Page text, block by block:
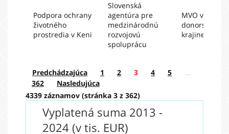
Podpora ochrany
životného
prostredia v Keni
Slovenská
agentúra pre
medzinárodnú
rozvojovú
spoluprácu
MVO v
donorskej
krajine
Predchádzajúca 1 2 3 4 5
…
362
Nasledujúca
4339 záznamov (stránka 3 z 362)
Vyplatená suma 2013 -
2024 (v tis. EUR)